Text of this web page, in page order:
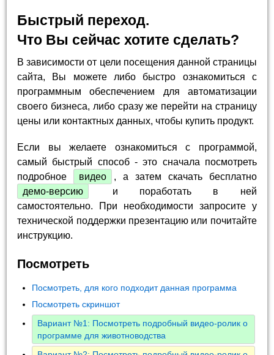
Быстрый переход.
Что Вы сейчас хотите сделать?
В зависимости от цели посещения данной страницы
сайта, Вы можете либо быстро ознакомиться с
программным обеспечением для автоматизации
своего бизнеса, либо сразу же перейти на страницу
цены или контактных данных, чтобы купить продукт.
Если вы желаете ознакомиться с программой,
самый быстрый способ - это сначала посмотреть
подробное
видео
, а затем скачать бесплатно
демо-версию
и поработать в ней
самостоятельно. При необходимости запросите у
технической поддержки презентацию или почитайте
инструкцию.
Посмотреть
Посмотреть, для кого подходит данная программа
Посмотреть скриншот
Вариант №1: Посмотреть подробный видео-ролик о
программе для животноводства